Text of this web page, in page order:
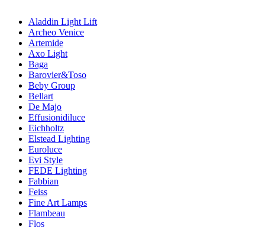
Aladdin Light Lift
Archeo Venice
Artemide
Axo Light
Baga
Barovier&Toso
Beby Group
Bellart
De Majo
Effusionidiluce
Eichholtz
Elstead Lighting
Euroluce
Evi Style
FEDE Lighting
Fabbian
Feiss
Fine Art Lamps
Flambeau
Flos